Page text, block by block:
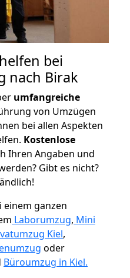
bei
nach Birak
umfangreiche
von Umzügen
bei allen Aspekten
Kostenlose
Ihren Angaben und
Gibt es nicht?
einem ganzen
Laborumzug, Mini
Kiel,
oder
Büroumzug in Kiel.